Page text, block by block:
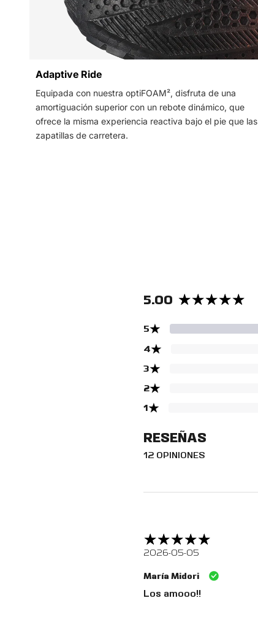
Adaptive Ride
Equipada con nuestra optiFOAM², disfruta de una
amortiguación superior con un rebote dinámico, que
ofrece la misma experiencia reactiva bajo el pie que las
zapatillas de carretera.
5.00
5★
4★
3★
2★
1★
RESEÑAS
12 OPINIONES
2026-05-05
María Midori
Los amooo!!